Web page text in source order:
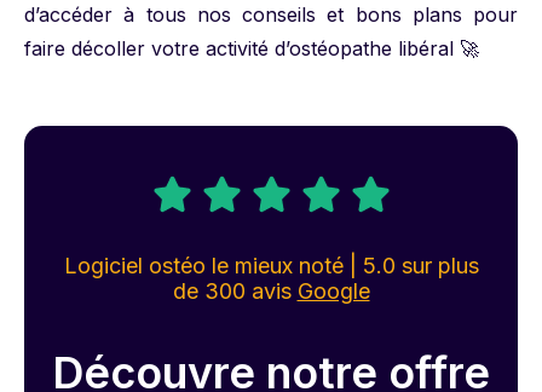
d’accéder à tous nos conseils et bons plans pour
faire décoller votre activité d’ostéopathe libéral 🚀
Logiciel ostéo le mieux noté | 5.0 sur plus
de 300 avis Google
Découvre notre offre